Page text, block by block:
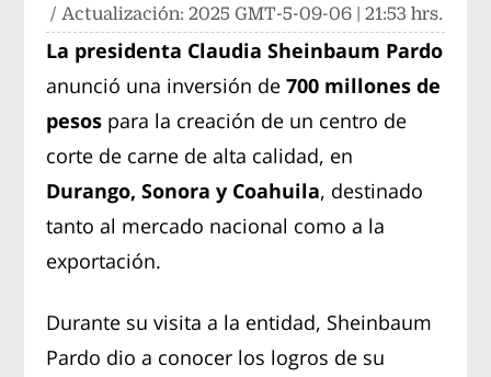
/ Actualización:2025 GMT-5-09-06 | 21:53 hrs.
La presidenta Claudia Sheinbaum Pardo
anunció una inversión de700 millones de
pesos para la creación de un centro de
corte de carne de alta calidad, en
Durango, Sonora y Coahuila, destinado
tanto al mercado nacional como a la
exportación.
​Durante su visita a la entidad, Sheinbaum
Pardo dio a conocer los logros de su